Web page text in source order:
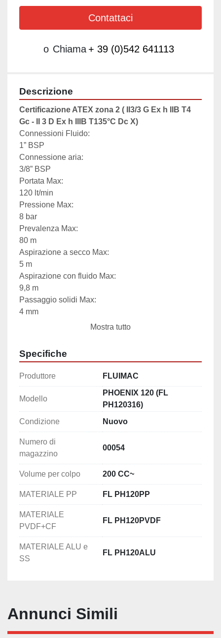
Contattaci
o Chiama + 39 (0)542 641113
Descrizione
Certificazione ATEX zona 2 ( II3/3 G Ex h IIB T4
Gc - II 3 D Ex h IIIB T135°C Dc X)
Connessioni Fluido:
1” BSP
Connessione aria:
3/8” BSP
Portata Max:
120 lt/min
Pressione Max:
8 bar
Prevalenza Max:
80 m
Aspirazione a secco Max:
5 m
Aspirazione con fluido Max:
9,8 m
Passaggio solidi Max:
4 mm
25.000 cps
Mostra tutto
Specifiche
Produttore FLUIMAC
Modello
PHOENIX 120 (FL
PH120316)
Condizione
Nuovo
Numero di
magazzino
00054
Volume per colpo 200 CC~
MATERIALE PP FL PH120PP
MATERIALE
PVDF+CF
FL PH120PVDF
MATERIALE ALU e
SS
FL PH120ALU
Annunci Simili